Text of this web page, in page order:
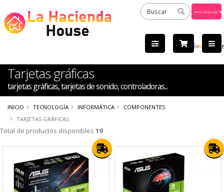
by
Tarjetas gráficas
tarjetas gráficas, tarjetas de sonido, controladoras...
INICIO TECNOLOGÍA INFORMÁTICA
COMPONENTES
TARJETAS GRÁFICAS
Total de productos disponibles 19